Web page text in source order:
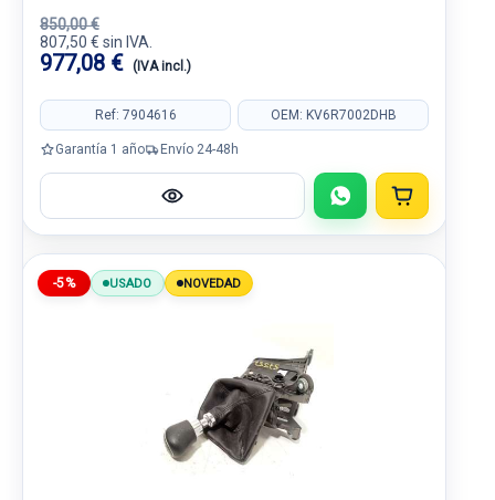
850,00 €
807,50 € sin IVA.
977,08 € (IVA incl.)
Ref: 7904616 OEM: KV6R7002DHB
Garantía 1 año Envío 24-48h
-5% USADO NOVEDAD